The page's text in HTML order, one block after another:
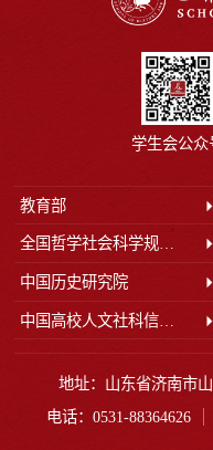
学生会公众
教育部
全国哲学社会科学规划办公室
中国历史研究院
中国高校人文社科信息网
地址：山东省济南市
电话：0531-88364626